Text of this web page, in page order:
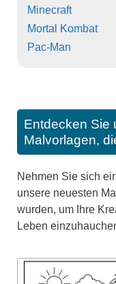
Minecraft
Mortal Kombat
Pac-Man
Entdecken Sie
Malvorlagen,
Nehmen Sie sich
unsere neuesten
wurden, um Ihre
Leben